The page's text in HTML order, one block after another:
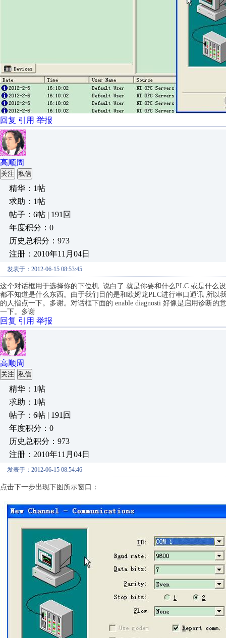
回复 引用 举报
高顺周
关注 私信
精华：1帖
求助：1帖
帖子：6帖 | 191回
年度积分：0
历史总积分：973
注册：2010年11月04日
发表于：2012-06-15 08:53:45
这个对话框用于选择你的下位机 说白了 就是你要和什么PLC 或是什么
都不知道是什么东西。由于我们目的是和欧姆龙PLC进行串口通讯 所以
的人指点一下。多谢。对话框下面的 enable diagnosti 好像是启用诊断
一下。多谢
回复 引用 举报
高顺周
关注 私信
精华：1帖
求助：1帖
帖子：6帖 | 191回
年度积分：0
历史总积分：973
注册：2010年11月04日
发表于：2012-06-15 08:54:46
点击下一步出现下图所示窗口：